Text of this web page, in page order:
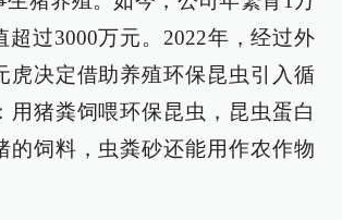
超过3000万元。2022年，经过外
虎决定借助养殖环保昆虫引入循
用猪粪饲喂环保昆虫，昆虫蛋白
的饲料，虫粪砂还能用作农作物